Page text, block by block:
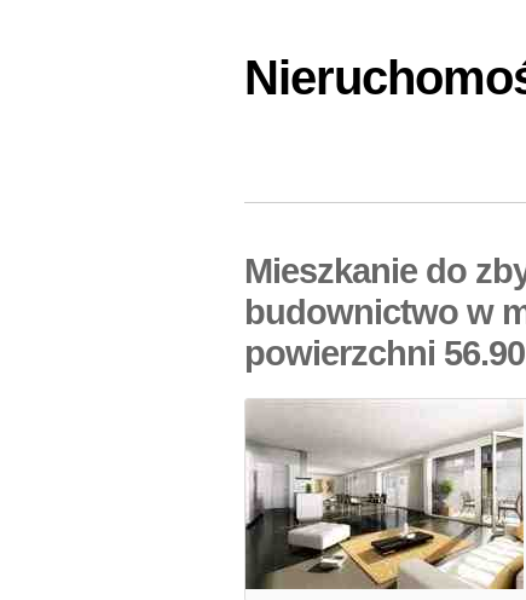
Mieszkanie do
budownictwo w
powierzchni